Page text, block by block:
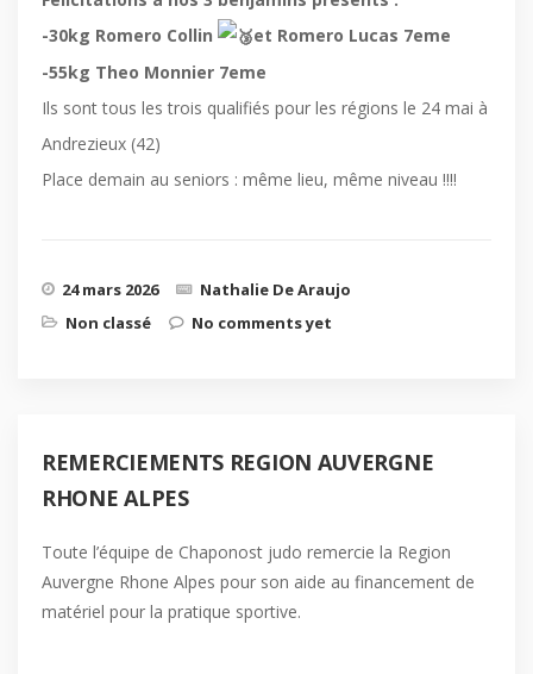
-30kg Romero Collin
et Romero Lucas 7eme
-55kg Theo Monnier 7eme
Ils sont tous les trois qualifiés pour les régions le 24 mai à
Andrezieux (42)
Place demain au seniors : même lieu, même niveau !!!!
24 mars 2026
Nathalie De Araujo
Non classé
No comments yet
REMERCIEMENTS REGION AUVERGNE
RHONE ALPES
Toute l’équipe de Chaponost judo remercie la Region
Auvergne Rhone Alpes pour son aide au financement de
matériel pour la pratique sportive.